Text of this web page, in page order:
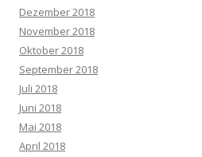
Dezember 2018
November 2018
Oktober 2018
September 2018
Juli 2018
Juni 2018
Mai 2018
April 2018